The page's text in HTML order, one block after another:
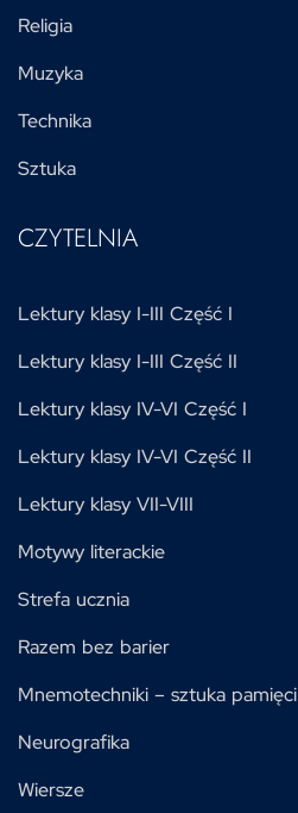
Religia
Muzyka
Technika
Sztuka
CZYTELNIA
Lektury klasy I-III Część I
Lektury klasy I-III Część II
Lektury klasy IV-VI Część I
Lektury klasy IV-VI Część II
Lektury klasy VII-VIII
Motywy literackie
Strefa ucznia
Razem bez barier
Mnemotechniki – sztuka pamięci
Neurografika
Wiersze